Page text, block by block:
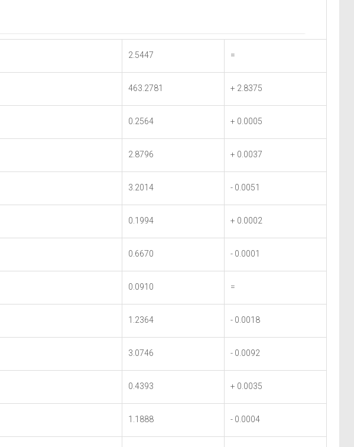
2.5447 =
463.2781 + 2.8375
0.2564 + 0.0005
2.8796 + 0.0037
3.2014 - 0.0051
0.1994 + 0.0002
0.6670 - 0.0001
0.0910 =
1.2364 - 0.0018
3.0746 - 0.0092
0.4393 + 0.0035
1.1888 - 0.0004